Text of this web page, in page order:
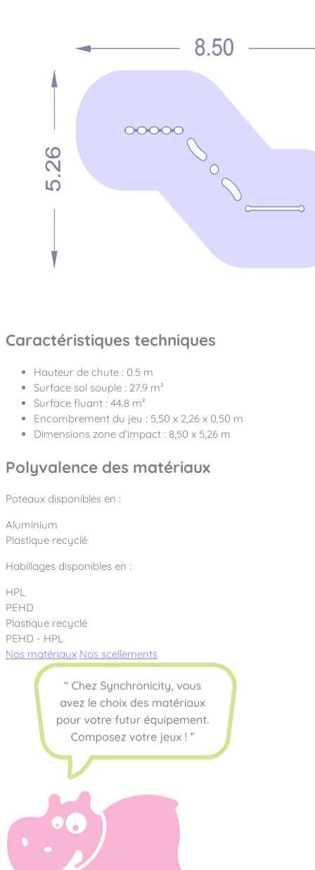
Caractéristiques techniques
Hauteur de chute : 0.5 m
Surface sol souple : 27.9 m²
Surface fluant : 44.8 m²
Encombrement du jeu : 5,50 x 2,26 x 0,50 m
Dimensions zone d'impact : 8,50 x 5,26 m
Polyvalence des matériaux
Poteaux disponibles en :
Aluminium
Plastique recyclé
Habillages disponibles en :
HPL
PEHD
Plastique recyclé
PEHD - HPL
Nos matériaux Nos scellements